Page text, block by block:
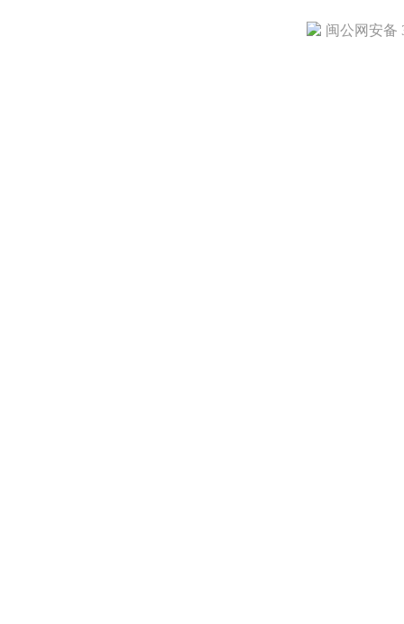
闽公网安备